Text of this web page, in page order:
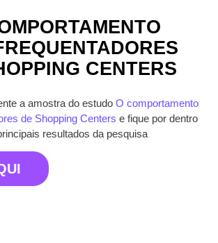
CENTERS
a amostra do estudo O comportamento
de Shopping Centers e fique por dentro
resultados da pesquisa